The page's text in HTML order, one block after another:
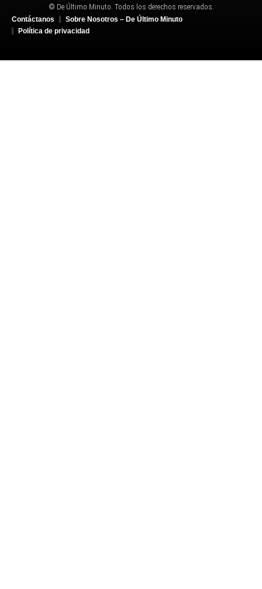
© De Último Minuto. Todos los derechos reservados.
Contáctanos
Sobre Nosotros – De Último Minuto
Política de privacidad